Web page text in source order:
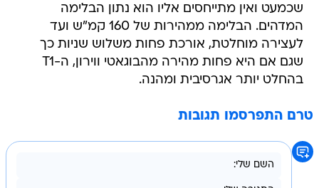
לעצירה מוחלטת, אורכת פחות משלוש שניות כך
שגם אם היא פחות מהירה מהבוגאטי ווירון, ה-T1
בהחלט יותר אגרסיבית ומהנה.
טרם התפרסמו תגובות